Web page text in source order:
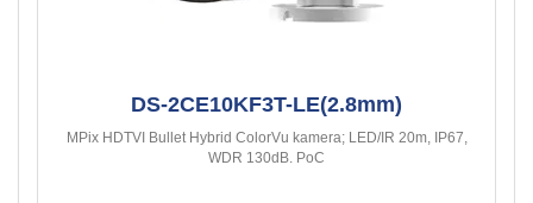
DS-2CE10KF3T-LE(2.8mm)
MPix HDTVI Bullet Hybrid ColorVu kamera; LED/IR 20m, IP67,
WDR 130dB. PoC